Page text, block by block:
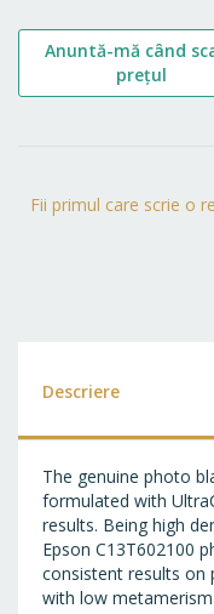
Fii primul care scrie o
Anuntă-mă când
prețul
Descriere
The genuine photo
formulated with
results. Being high
Epson C13T602100
consistent results on
with low